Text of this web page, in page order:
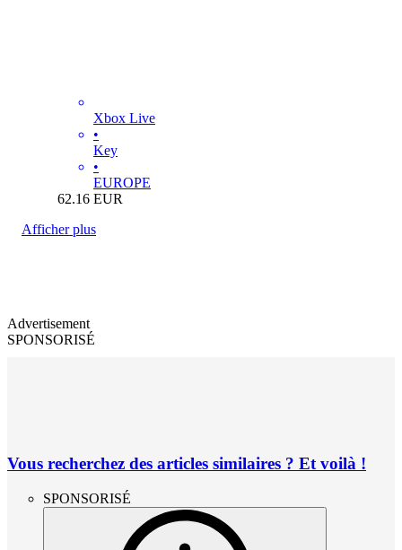
Xbox Live
•
Key
•
EUROPE
62.16 EUR
Afficher plus
Advertisement
SPONSORISÉ
Vous recherchez des articles similaires ? Et voilà !
SPONSORISÉ